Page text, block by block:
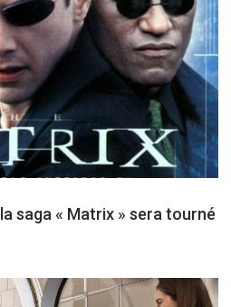
saga « Matrix » sera tourné